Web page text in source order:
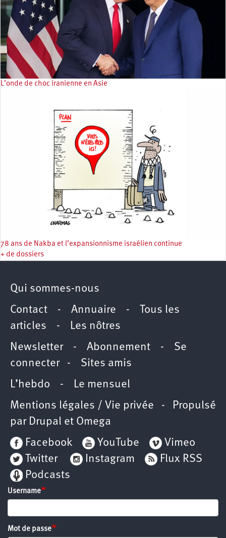
L’onde de choc iranienne en Asie
78 ans de Nakba et l’expansionnisme israélien continue
+ de dossiers
Qui sommes-nous
Contact - Annuaire -
Tous les
articles - Les nôtres
Newsletter- Abonnement - Se
connecter- Sites amis
L’hebdo - Le mensuel
Mentions légales / Vie privée - Propulsé
par Drupal et Omega
Facebook
YouTube
Vimeo
Twitter
Instagram
Flux RSS
Podcasts
Username
Mot de passe